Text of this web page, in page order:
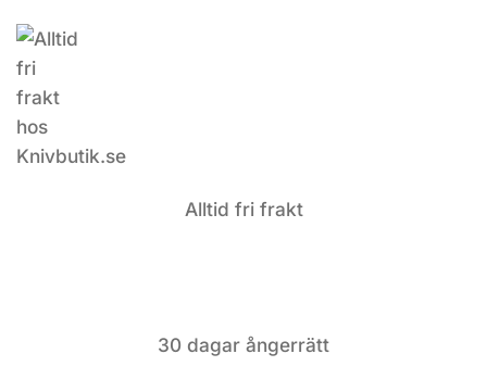
Alltid fri frakt
30 dagar ångerrätt